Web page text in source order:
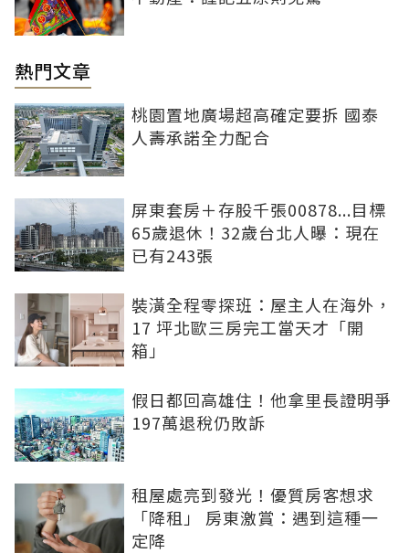
熱門文章
桃園置地廣場超高確定要拆 國泰
人壽承諾全力配合
屏東套房＋存股千張00878...目標
65歲退休！32歲台北人曝：現在
已有243張
裝潢全程零探班：屋主人在海外，
17 坪北歐三房完工當天才「開
箱」
假日都回高雄住！他拿里長證明爭
197萬退稅仍敗訴
租屋處亮到發光！優質房客想求
「降租」 房東激賞：遇到這種一
定降